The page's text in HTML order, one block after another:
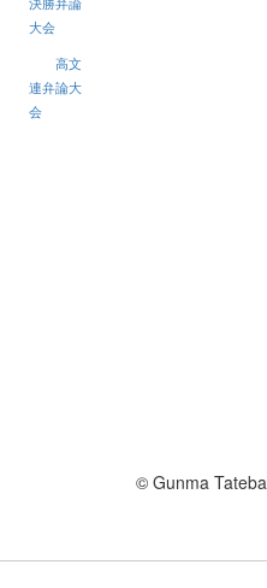
決勝弁論
大会
高文
連弁論大
会
© Gunma